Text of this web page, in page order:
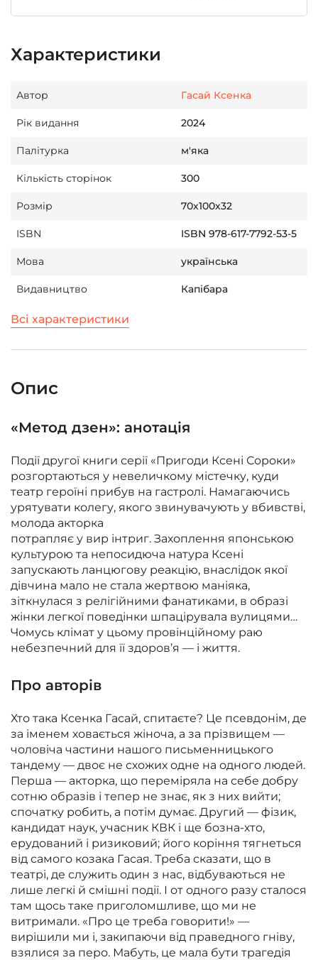
Характеристики
Автор Гасай Ксенка
Рік видання 2024
Палітурка м'яка
Кількість сторінок 300
Розмір 70х100х32
ISBN ISBN 978-617-7792-53-5
Мова українська
Видавництво Капібара
Всі характеристики
Опис
«Метод дзен»: анотація
Події другої книги серії «Пригоди Ксені Сороки»
розгортаються у невеличкому містечку, куди
театр героїні прибув на гастролі. Намагаючись
урятувати колегу, якого звинувачують у вбивстві,
молода акторка
потрапляє у вир інтриг. Захоплення японською
культурою та непосидюча натура Ксені
запускають ланцюгову реакцію, внаслідок якої
дівчина мало не стала жертвою маніяка,
зіткнулася з релігійними фанатиками, в образі
жінки легкої поведінки шпацірувала вулицями…
Чомусь клімат у цьому провінційному раю
небезпечний для її здоров’я — і життя.
Про авторів
Хто така Ксенка Гасай, спитаєте? Це псевдонім, де
за іменем ховається жіноча, а за прізвищем —
чоловіча частини нашого письменницького
тандему — двоє не схожих одне на одного людей.
Перша — акторка, що переміряла на себе добру
сотню образів і тепер не знає, як з них вийти;
спочатку робить, а потім думає. Другий — фізик,
кандидат наук, учасник КВК і ще бозна-хто,
ерудований і ризиковий; його коріння тягнеться
від самого козака Гасая. Треба сказати, що в
театрі, де служить один з нас, відбуваються не
лише легкі й смішні події. І от одного разу сталося
там щось таке приголомшливе, що ми не
витримали. «Про це треба говорити!» —
вирішили ми і, закипаючи від праведного гніву,
взялися за перо. Мабуть, це мала бути трагедія